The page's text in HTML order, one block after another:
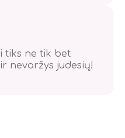
tiks ne tik bet
nevaržys judesių!